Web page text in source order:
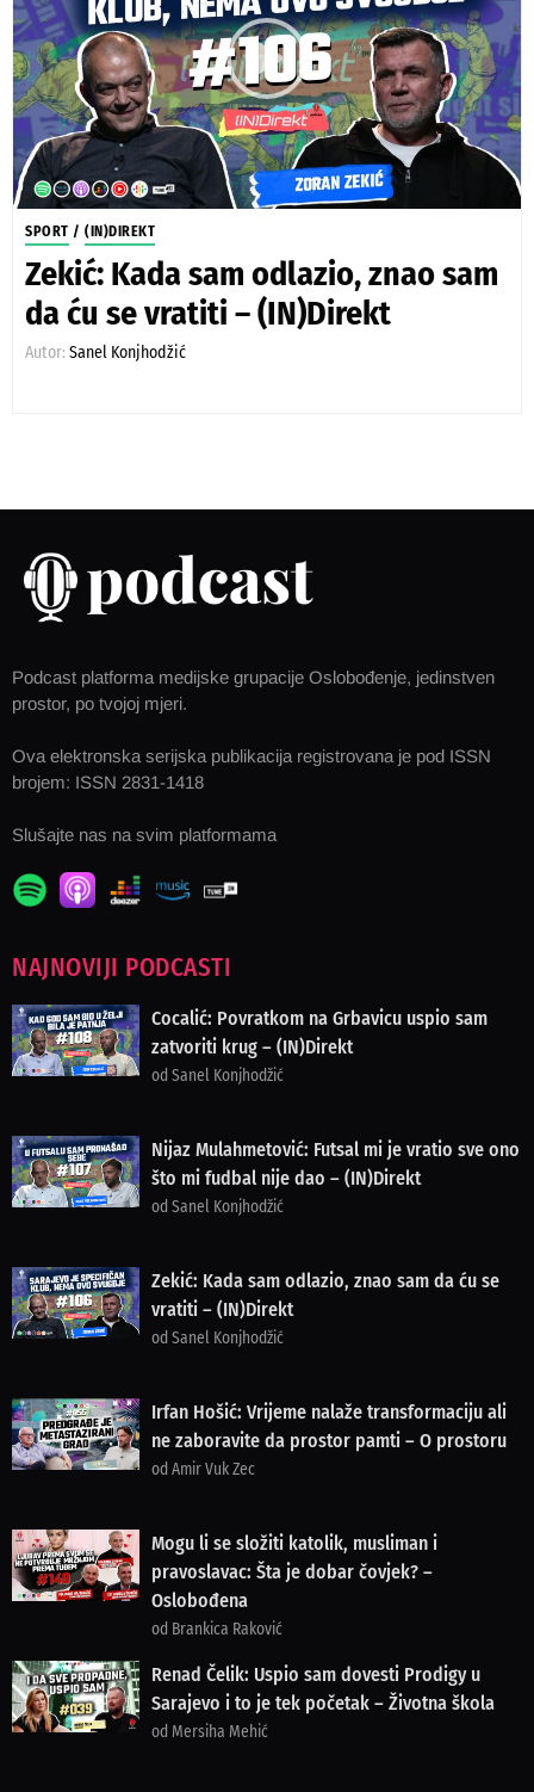
SPORT / (IN)DIREKT
Zekić: Kada sam odlazio, znao sam
da ću se vratiti – (IN)Direkt
Autor: Sanel Konjhodžić
Podcast platforma medijske grupacije Oslobođenje, jedinstven
prostor, po tvojoj mjeri.
Ova elektronska serijska publikacija registrovana je pod ISSN
brojem: ISSN 2831-1418
Slušajte nas na svim platformama
NAJNOVIJI PODCASTI
Cocalić: Povratkom na Grbavicu uspio sam
zatvoriti krug – (IN)Direkt
od Sanel Konjhodžić
Nijaz Mulahmetović: Futsal mi je vratio sve ono
što mi fudbal nije dao – (IN)Direkt
od Sanel Konjhodžić
Zekić: Kada sam odlazio, znao sam da ću se
vratiti – (IN)Direkt
od Sanel Konjhodžić
Irfan Hošić: Vrijeme nalaže transformaciju ali
ne zaboravite da prostor pamti – O prostoru
od Amir Vuk Zec
Mogu li se složiti katolik, musliman i
pravoslavac: Šta je dobar čovjek? –
Oslobođena
od Brankica Raković
Renad Čelik: Uspio sam dovesti Prodigy u
Sarajevo i to je tek početak – Životna škola
od Mersiha Mehić